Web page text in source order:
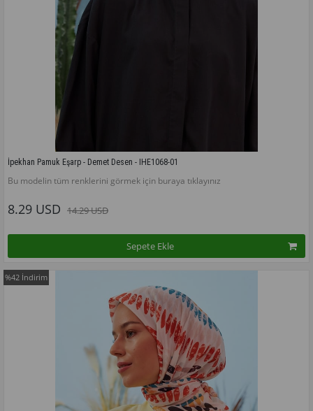
İpekhan Pamuk Eşarp - Demet Desen - IHE1068-01
Bu modelin tüm renklerini görmek için buraya tıklayınız
8.29 USD 14.29 USD
Sepete Ekle
%42 İndirim